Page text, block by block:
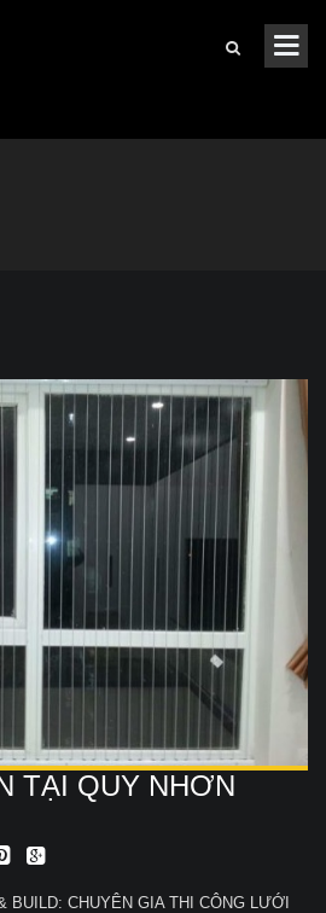
TẠI QUY NHƠN
BUILD: CHUYÊN GIA THI CÔNG LƯỚI